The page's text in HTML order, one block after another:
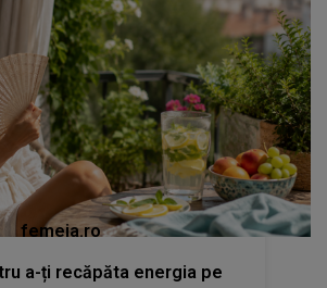
femeia.ro
a-ți recăpăta energia pe